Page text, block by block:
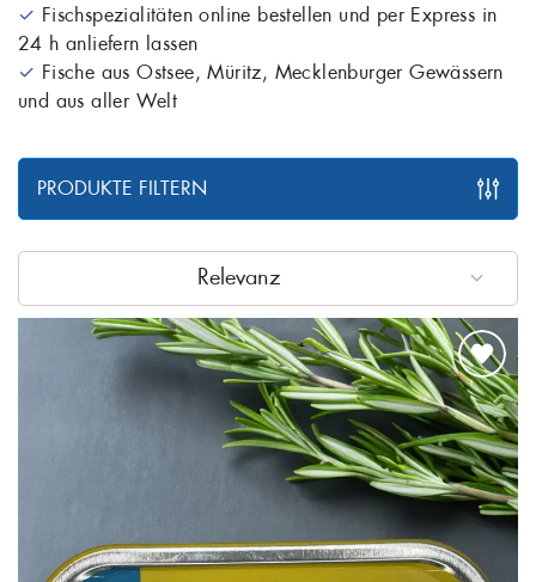
✓ Fischspezialitäten online bestellen und per Express in
24 h anliefern lassen
✓ Fische aus Ostsee, Müritz, Mecklenburger Gewässern
und aus aller Welt
PRODUKTE FILTERN
Relevanz